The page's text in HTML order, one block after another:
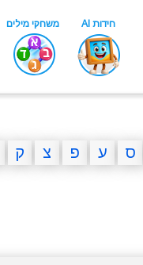
ס ע פ צ ק